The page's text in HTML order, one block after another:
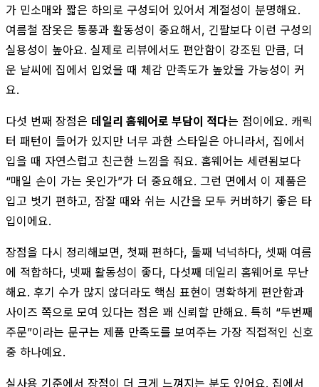
가 민소매와 짧은 하의로 구성되어 있어서 계절성이 분명해요.
여름철 잠옷은 통풍과 활동성이 중요해서, 긴팔보다 이런 구성의
실용성이 높아요. 실제로 리뷰에서도 편안함이 강조된 만큼, 더
운 날씨에 집에서 입었을 때 체감 만족도가 높았을 가능성이 커
요.
다섯 번째 장점은 데일리 홈웨어로 부담이 적다는 점이에요. 캐릭
터 패턴이 들어가 있지만 너무 과한 스타일은 아니라서, 집에서
입을 때 자연스럽고 친근한 느낌을 줘요. 홈웨어는 세련됨보다
“매일 손이 가는 옷인가”가 더 중요해요. 그런 면에서 이 제품은
입고 벗기 편하고, 잠잘 때와 쉬는 시간을 모두 커버하기 좋은 타
입이에요.
장점을 다시 정리해보면, 첫째 편하다, 둘째 넉넉하다, 셋째 여름
에 적합하다, 넷째 활동성이 좋다, 다섯째 데일리 홈웨어로 무난
해요. 후기 수가 많지 않더라도 핵심 표현이 명확하게 편안함과
사이즈 쪽으로 모여 있다는 점은 꽤 신뢰할 만해요. 특히 “두번째
주문”이라는 문구는 제품 만족도를 보여주는 가장 직접적인 신호
중 하나예요.
실사용 기준에서 장점이 더 크게 느껴지는 분도 있어요. 집에서